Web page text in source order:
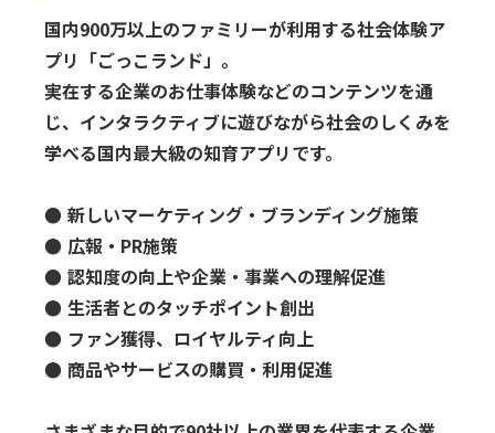
国内900万以上のファミリーが利用する社会体験ア
プリ「ごっこランド」。
実在する企業のお仕事体験などのコンテンツを通
じ、インタラクティブに遊びながら社会のしくみを
学べる国内最大級の知育アプリです。
● 新しいマーケティング・ブランディング施策
● 広報・PR施策
● 認知度の向上や企業・事業への理解促進
● 生活者とのタッチポイント創出
● ファン獲得、ロイヤルティ向上
● 商品やサービスの購買・利用促進